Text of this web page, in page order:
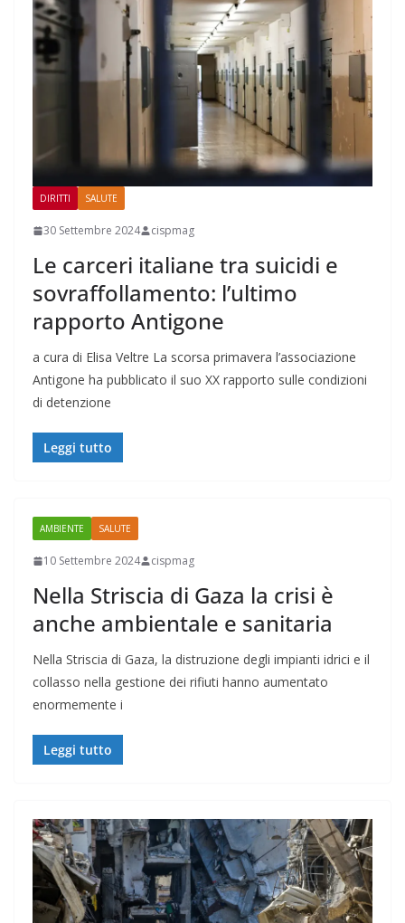
DIRITTI SALUTE
30 Settembre 2024 cispmag
Le carceri italiane tra suicidi e
sovraffollamento: l’ultimo
rapporto Antigone
a cura di Elisa Veltre La scorsa primavera l’associazione
Antigone ha pubblicato il suo XX rapporto sulle condizioni
di detenzione
Leggi tutto
AMBIENTE SALUTE
10 Settembre 2024 cispmag
Nella Striscia di Gaza la crisi è
anche ambientale e sanitaria
Nella Striscia di Gaza, la distruzione degli impianti idrici e il
collasso nella gestione dei rifiuti hanno aumentato
enormemente i
Leggi tutto